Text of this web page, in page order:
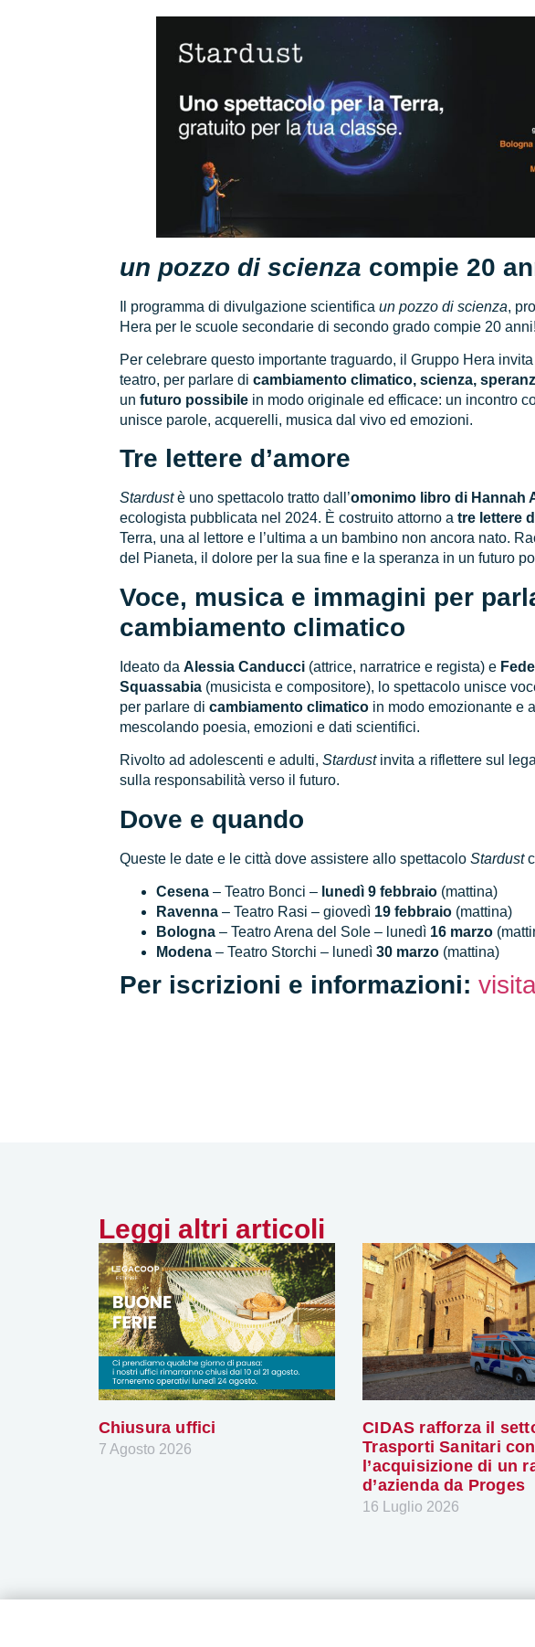
un pozzo di scienza compie 20
Il programma di divulgazione scientificaun pozzo di scienza,
Hera per le scuole secondarie di secondo grado compie 20 anni!
Per celebrare questo importante traguardo, il Gruppo Hera
teatro, per parlare dicambiamento climatico, scienza,
unfuturo possibile in modo originale ed efficace: un incontro
unisce parole, acquerelli, musica dal vivo ed emozioni.
Tre lettere d’amore
Stardustè uno spettacolo tratto dall’omonimo libro di Hannah
ecologista pubblicata nel 2024. È costruito attorno atre lettere
Terra, una al lettore e l’ultima a un bambino non ancora nato.
del Pianeta, il dolore per la sua fine e la speranza in un futuro
Voce, musica e immagini per
cambiamento climatico
Ideato daAlessia Canducci (attrice, narratrice e regista) e
Squassabia (musicista e compositore), lo spettacolo unisce
per parlare dicambiamento climatico in modo emozionante e
mescolando poesia, emozioni e dati scientifici.
Rivolto ad adolescenti e adulti,Stardustinvita a riflettere sul
sulla responsabilità verso il futuro.
Dove e quando
Queste le date e le città dove assistere allo spettacoloStardust
Cesena – Teatro Bonci – lunedì 9 febbraio (mattina)
Ravenna – Teatro Rasi – giovedì 19 febbraio (mattina)
Bologna – Teatro Arena del Sole – lunedì 16 marzo
Modena – Teatro Storchi – lunedì30 marzo (mattina)
Per iscrizioni e informazioni:
Leggi altri articoli
Chiusura uffici
7 Agosto 2026
CIDAS rafforza il
Trasporti Sanitari con
l’acquisizione di un
d’azienda da Proges
16 Luglio 2026